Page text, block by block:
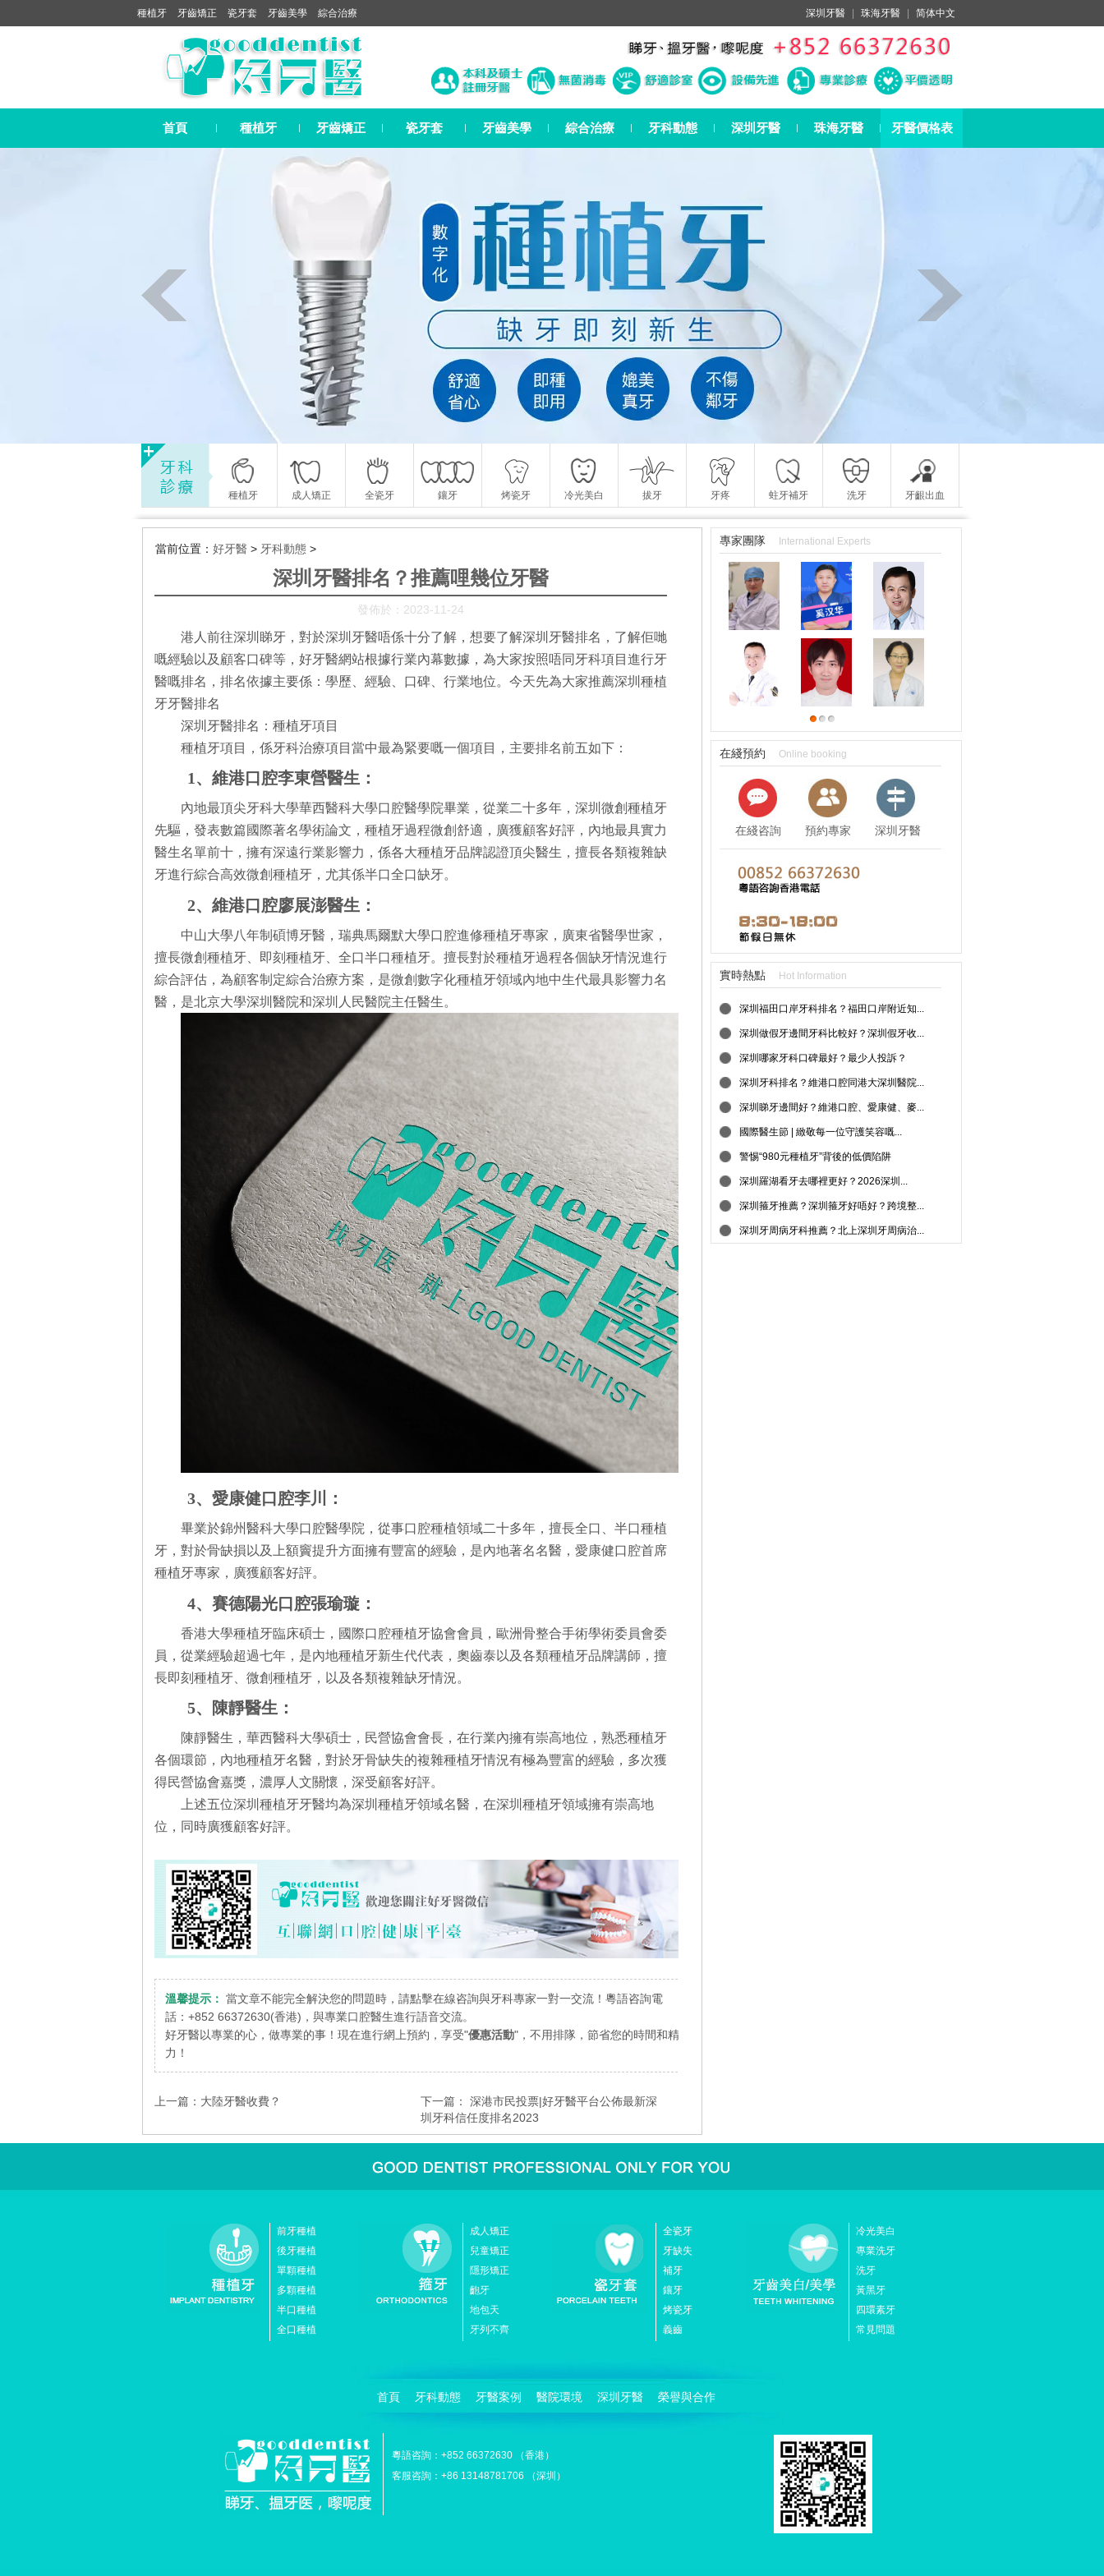
種植牙 牙齒矯正 瓷牙套 牙齒美學 綜合治療 深圳牙醫 珠海牙醫 简体中文
首頁 種植牙 牙齒矯正 瓷牙套 牙齒美學 綜合治療 牙科動態 深圳牙醫 珠海牙醫 牙醫價格表
種植牙 成人矯正 全瓷牙 鑲牙 烤瓷牙 冷光美白 拔牙 牙疼 蛀牙補牙 洗牙 牙齦出血
當前位置： 好牙醫 > 牙科動態 >
深圳牙醫排名？推薦哩幾位牙醫
發佈於：2023-11-24
港人前往深圳睇牙，對於深圳牙醫唔係十分了解，想要了解深圳牙醫排名，了解佢哋
嘅經驗以及顧客口碑等，好牙醫網站根據行業內幕數據，為大家按照唔同牙科項目進行牙
醫嘅排名，排名依據主要係：學歷、經驗、口碑、行業地位。今天先為大家推薦深圳種植
牙牙醫排名
深圳牙醫排名：種植牙項目
種植牙項目，係牙科治療項目當中最為緊要嘅一個項目，主要排名前五如下：
1、維港口腔李東營醫生：
內地最頂尖牙科大學華西醫科大學口腔醫學院畢業，從業二十多年，深圳微創種植牙
先驅，發表數篇國際著名學術論文，種植牙過程微創舒適，廣獲顧客好評，內地最具實力
醫生名單前十，擁有深遠行業影響力，係各大種植牙品牌認證頂尖醫生，擅長各類複雜缺
牙進行綜合高效微創種植牙，尤其係半口全口缺牙。
2、維港口腔廖展澎醫生：
中山大學八年制碩博牙醫，瑞典馬爾默大學口腔進修種植牙專家，廣東省醫學世家，
擅長微創種植牙、即刻種植牙、全口半口種植牙。擅長對於種植牙過程各個缺牙情況進行
綜合評估，為顧客制定綜合治療方案，是微創數字化種植牙領域內地中生代最具影響力名
醫，是北京大學深圳醫院和深圳人民醫院主任醫生。
3、愛康健口腔李川：
畢業於錦州醫科大學口腔醫學院，從事口腔種植領域二十多年，擅長全口、半口種植
牙，對於骨缺損以及上額竇提升方面擁有豐富的經驗，是內地著名名醫，愛康健口腔首席
種植牙專家，廣獲顧客好評。
4、賽德陽光口腔張瑜璇：
香港大學種植牙臨床碩士，國際口腔種植牙協會會員，歐洲骨整合手術學術委員會委
員，從業經驗超過七年，是內地種植牙新生代代表，奧齒泰以及各類種植牙品牌講師，擅
長即刻種植牙、微創種植牙，以及各類複雜缺牙情況。
5、陳靜醫生：
陳靜醫生，華西醫科大學碩士，民營協會會長，在行業內擁有崇高地位，熟悉種植牙
各個環節，內地種植牙名醫，對於牙骨缺失的複雜種植牙情況有極為豐富的經驗，多次獲
得民營協會嘉獎，濃厚人文關懷，深受顧客好評。
上述五位深圳種植牙牙醫均為深圳種植牙領域名醫，在深圳種植牙領域擁有崇高地
位，同時廣獲顧客好評。
溫馨提示： 當文章不能完全解決您的問題時，請點擊在線咨詢與牙科專家一對一交流！粵語咨詢電
話：+852 66372630(香港)，與專業口腔醫生進行語音交流。
好牙醫以專業的心，做專業的事！現在進行網上預約，享受"優惠活動"，不用排隊，節省您的時間和精
力！
上一篇： 大陸牙醫收費？ 下一篇：
深港市民投票|好牙醫平台公佈最新深
圳牙科信任度排名2023
專家團隊 International Experts
在綫預約 Online booking
在綫咨詢 預約專家
深圳牙醫
實時熱點 Hot Information
深圳福田口岸牙科排名？福田口岸附近知...
深圳做假牙邊間牙科比較好？深圳假牙收...
深圳哪家牙科口碑最好？最少人投訴？
深圳牙科排名？維港口腔同港大深圳醫院...
深圳睇牙邊間好？維港口腔、愛康健、麥...
國際醫生節 | 緻敬每一位守護笑容嘅...
警惕“980元種植牙”背後的低價陷阱
深圳羅湖看牙去哪裡更好？2026深圳...
深圳箍牙推薦？深圳箍牙好唔好？跨境整...
深圳牙周病牙科推薦？北上深圳牙周病治...
前牙種植
後牙種植
單顆種植
多顆種植
半口種植
全口種植
成人矯正
兒童矯正
隱形矯正
齙牙
地包天
牙列不齊
全瓷牙
牙缺失
補牙
鑲牙
烤瓷牙
義齒
冷光美白
專業洗牙
洗牙
黃黑牙
四環素牙
常見問題
首頁 牙科動態 牙醫案例 醫院環境 深圳牙醫 榮譽與合作
粵語咨詢：+852 66372630 （香港）
客服咨詢：+86 13148781706 （深圳）